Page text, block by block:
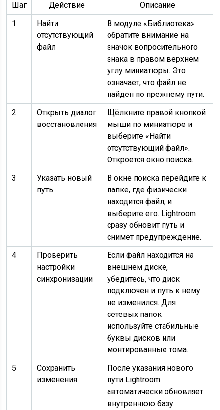
Шаг Действие
Описание
1
Найти
отсутствующий
файл
В модуле «Библиотека»
обратите внимание на
значок вопросительного
знака в правом верхнем
углу миниатюры. Это
означает, что файл не
найден по прежнему пути.
2
Открыть диалог
восстановления
Щёлкните правой кнопкой
мыши по миниатюре и
выберите «Найти
отсутствующий файл».
Откроется окно поиска.
3
Указать новый
путь
В окне поиска перейдите к
папке, где физически
находится файл, и
выберите его. Lightroom
сразу обновит путь и
снимет предупреждение.
4
Проверить
настройки
синхронизации
Если файл находится на
внешнем диске,
убедитесь, что диск
подключен и путь к нему
не изменился. Для
сетевых папок
используйте стабильные
буквы дисков или
монтированные тома.
5
Сохранить
изменения
После указания нового
пути Lightroom
автоматически обновляет
внутреннюю базу.